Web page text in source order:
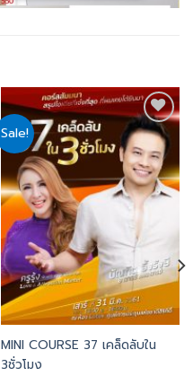
Sale!
Add
to
wishlist
MINI COURSE 37 เคล็ดลับใน
3ชั่วโมง